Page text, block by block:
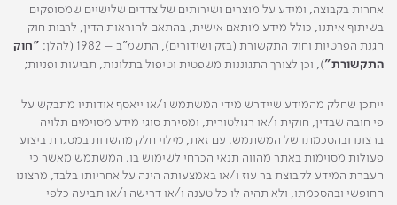
אחרות בקבוצה, ומידע על מוצרים ושירותים של צדדים שלישיים שמסופקים
בשיתוף איתנו, כולל מידע מותאם אישית, בהתאם להוראות הדין, לרבות חוק
הגנת הפרטיות וחוק התקשורת (בזק ושידורים), התשמ"ב – 1982 (להלן:
"חוק
התקשורת"), וכן לצורך התגוננות משפטית וטיפול בתלונות, תביעות ופניות;
ייתכן שחלק מהמידע שיידרש מידי המשתמש ו/או ייאסף אודותיו מתבקש על
פי חובה שבדין, חוקית ו/או רגולטורית, ומסירת סוגי מידע מסוימים תלויה
ברצונו ובהסכמתו של המשתמש. עם זאת, מילוי חלק מהשדות במסגרת ביצוע
פעולות מסוימות באתר מהווה תנאי הכרחי לשימוש בו. המשתמש מאשר כי
העברת המידע לקבוצת בר עוז ו/או באמצעותה הינה על אחריותו בלבד, מרצונו
החופשי ובהסכמתו, ולא תהיה לו כל טענה ו/או דרישה ו/או תביעה כלפי